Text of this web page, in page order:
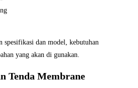
spesifikasi dan model, kebutuhan
yang akan di gunakan.
Tenda Membrane